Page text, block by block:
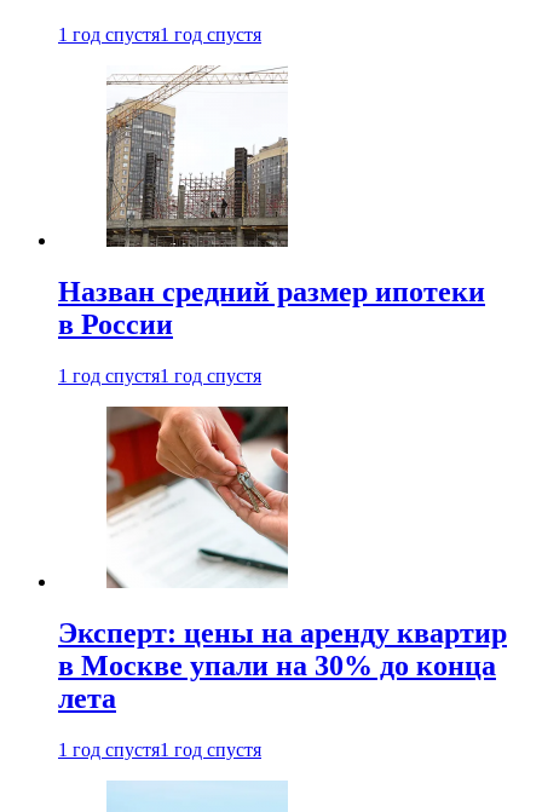
1 год спустя1 год спустя
Назван средний размер ипотеки
в России
1 год спустя1 год спустя
Эксперт: цены на аренду квартир
в Москве упали на 30% до конца
лета
1 год спустя1 год спустя